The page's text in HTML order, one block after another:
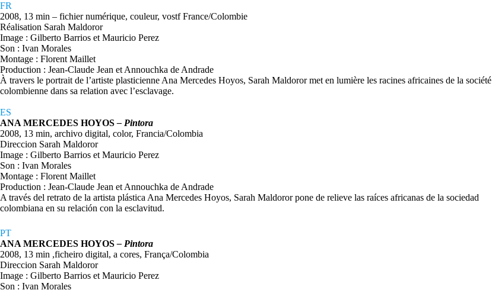
FR
2008, 13 min – fichier numérique, couleur, vostf France/Colombie
Réalisation Sarah Maldoror
Image : Gilberto Barrios et Mauricio Perez
Son : Ivan Morales
Montage : Florent Maillet
Production : Jean-Claude Jean et Annouchka de Andrade
À travers le portrait de l’artiste plasticienne Ana Mercedes Hoyos, Sarah Maldoror met en lumière les racines africaines de la société
colombienne dans sa relation avec l’esclavage.
ES
ANA MERCEDES HOYOS– Pintora
2008, 13 min, archivo digital, color, Francia/Colombia
Direccion Sarah Maldoror
Image : Gilberto Barrios et Mauricio Perez
Son : Ivan Morales
Montage : Florent Maillet
Production : Jean-Claude Jean et Annouchka de Andrade
A través del retrato de la artista plástica Ana Mercedes Hoyos, Sarah Maldoror pone de relieve las raíces africanas de la sociedad
colombiana en su relación con la esclavitud.
PT
ANA MERCEDES HOYOS– Pintora
2008, 13 min ,ficheiro digital, a cores, França/Colombia
Direccion Sarah Maldoror
Image : Gilberto Barrios et Mauricio Perez
Son : Ivan Morales